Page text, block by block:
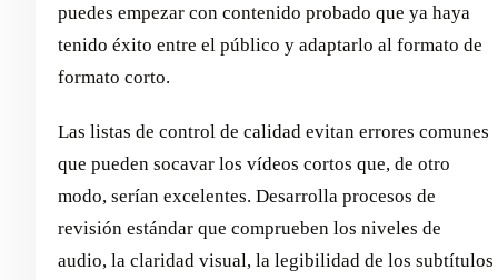
puedes empezar con contenido probado que ya haya
tenido éxito entre el público y adaptarlo al formato de
formato corto.
Las listas de control de calidad evitan errores comunes
que pueden socavar los vídeos cortos que, de otro
modo, serían excelentes. Desarrolla procesos de
revisión estándar que comprueben los niveles de
audio, la claridad visual, la legibilidad de los subtítulos